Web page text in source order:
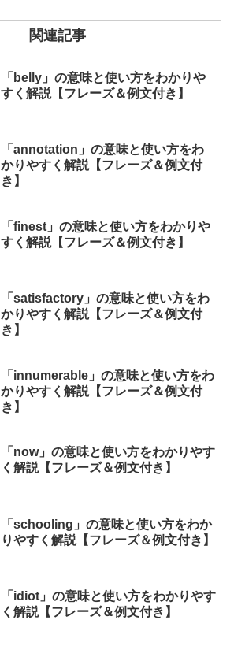
関連記事
「belly」の意味と使い方をわかりや
すく解説【フレーズ＆例文付き】
「annotation」の意味と使い方をわ
かりやすく解説【フレーズ＆例文付
き】
「finest」の意味と使い方をわかりや
すく解説【フレーズ＆例文付き】
「satisfactory」の意味と使い方をわ
かりやすく解説【フレーズ＆例文付
き】
「innumerable」の意味と使い方をわ
かりやすく解説【フレーズ＆例文付
き】
「now」の意味と使い方をわかりやす
く解説【フレーズ＆例文付き】
「schooling」の意味と使い方をわか
りやすく解説【フレーズ＆例文付き】
「idiot」の意味と使い方をわかりやす
く解説【フレーズ＆例文付き】